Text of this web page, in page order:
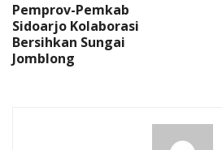
Pemprov-Pemkab
Sidoarjo Kolaborasi
Bersihkan Sungai
Jomblong